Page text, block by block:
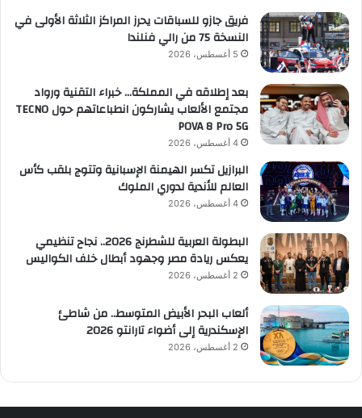
فريق جازو للسباقات يحرز المراكز الثلاثة الأولى في
النسخة 75 من رالي فنلندا
5 أغسطس، 2026
بعد إطلاقه في المملكة… خبراء التقنية ورواد
مجتمع الألعاب يشاركون انطباعاتهم حول TECNO
POVA 8 Pro 5G
4 أغسطس، 2026
البرازيل تكسر الهيمنة الإسبانية وتتوج بلقب كأس
العالم للأندية لدوري الملوك
4 أغسطس، 2026
البطولة العربية للشطرنج 2026.. نجاح تنظيمي
يعكس ريادة مصر وجهود أبطال خلف الكواليس
2 أغسطس، 2026
ألعاب البحر الأبيض المتوسط.. من شاطئ
الإسكندرية إلى أضواء تارانتو 2026
2 أغسطس، 2026